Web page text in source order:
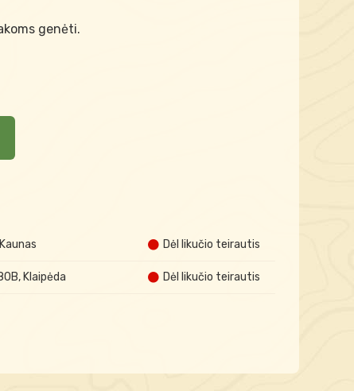
genėti.
Dėl likučio teirautis
Klaipėda Dėl likučio teirautis